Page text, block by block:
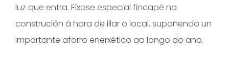
luz que entra. Fíxose especial fincapé na
construción á hora de illar o local, supoñendo un
importante aforro enerxético ao longo do ano.